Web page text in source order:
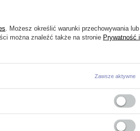
. Możesz określić warunki przechowywania lub
można znaleźć także na stronie Prywatność i
Zawsze aktywne